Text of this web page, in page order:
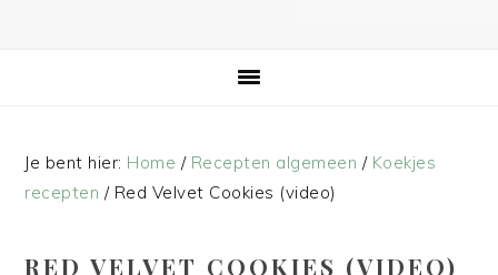
Je bent hier: Home / Recepten algemeen / Koekjes
recepten /Red Velvet Cookies (video)
RED VELVET COOKIES (VIDEO)